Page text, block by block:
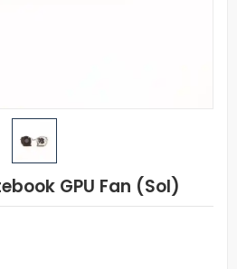
GPU Fan (Sol)